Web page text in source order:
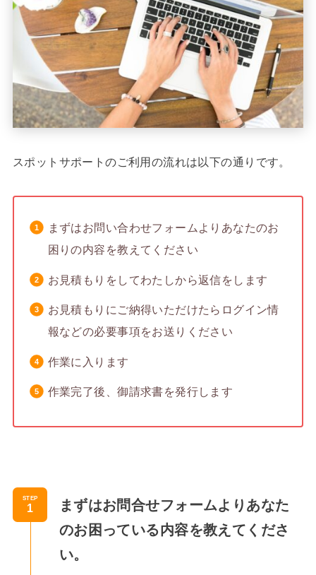
スポットサポートのご利用の流れは以下の通りです。
まずはお問い合わせフォームよりあなたのお
困りの内容を教えてください
お見積もりをしてわたしから返信をします
お見積もりにご納得いただけたらログイン情
報などの必要事項をお送りください
作業に入ります
作業完了後、御請求書を発行します
STEP
まずはお問合せフォームよりあなた
のお困っている内容を教えてくださ
い。